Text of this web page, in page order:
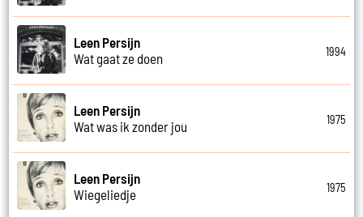
Leen Persijn
Wat gaat ze doen
1994
Leen Persijn
Wat was ik zonder jou
1975
Leen Persijn
Wiegeliedje
1975